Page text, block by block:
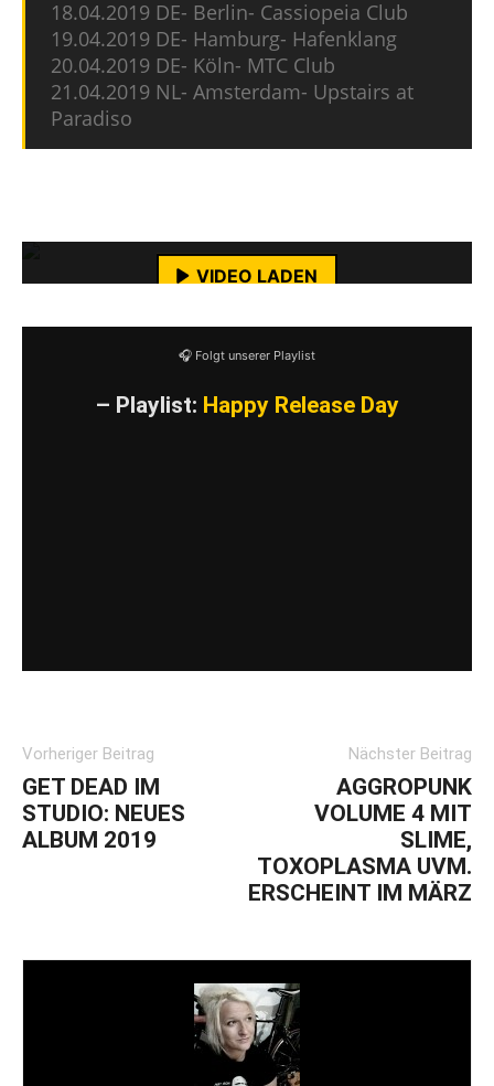
18.04.2019 DE- Berlin- Cassiopeia Club
19.04.2019 DE- Hamburg- Hafenklang
20.04.2019 DE- Köln- MTC Club
21.04.2019 NL- Amsterdam- Upstairs at
Paradiso
VIDEO LADEN
YouTube-Inhalte immer entsperren
🎧 Folgt unserer Playlist
– Playlist: Happy Release Day
Vorheriger Beitrag
GET DEAD IM
STUDIO: NEUES
ALBUM 2019
Nächster Beitrag
AGGROPUNK
VOLUME 4 MIT
SLIME,
TOXOPLASMA UVM.
ERSCHEINT IM MÄRZ